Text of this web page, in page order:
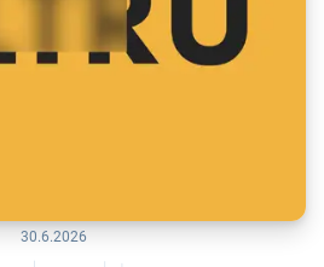
30.6.2026